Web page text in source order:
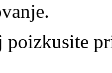
poizkusite